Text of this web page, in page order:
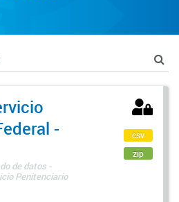
-
de datos -
Penitenciario
csv
zip